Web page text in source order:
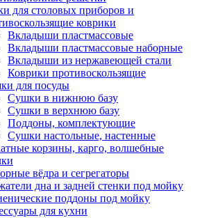
для столовых приборов и
коврики
Вкладыши пластмассовые
Вкладыши пластмассовые наборные
Вкладыши из нержавеющей стали
Коврики противоскользящие
для посуды
Сушки в нижнюю базу
Сушки в верхнюю базу
Поддоны, комплектующие
Сушки настольные, настенные
корзины, карго, волшебные
вёдра и сегрегаторы
дна и задней стенки под мойку
поддоны под мойку
для кухни